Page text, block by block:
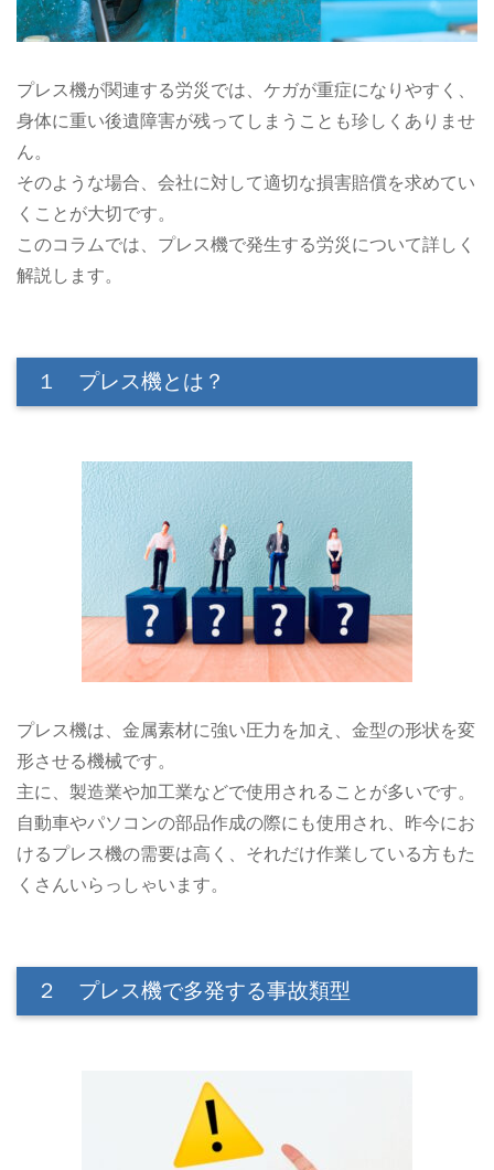
プレス機が関連する労災では、ケガが重症になりやすく、
身体に重い後遺障害が残ってしまうことも珍しくありませ
ん。
そのような場合、会社に対して適切な損害賠償を求めてい
くことが大切です。
このコラムでは、プレス機で発生する労災について詳しく
解説します。
１ プレス機とは？
プレス機は、金属素材に強い圧力を加え、金型の形状を変
形させる機械です。
主に、製造業や加工業などで使用されることが多いです。
自動車やパソコンの部品作成の際にも使用され、昨今にお
けるプレス機の需要は高く、それだけ作業している方もた
くさんいらっしゃいます。
２ プレス機で多発する事故類型